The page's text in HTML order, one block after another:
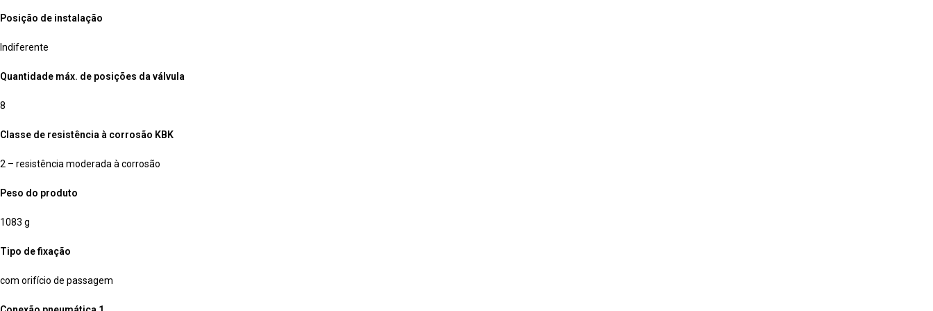
Posição de instalação
Indiferente
Quantidade máx. de posições da válvula
8
Classe de resistência à corrosão KBK
2 – resistência moderada à corrosão
Peso do produto
1083 g
Tipo de fixação
com orifício de passagem